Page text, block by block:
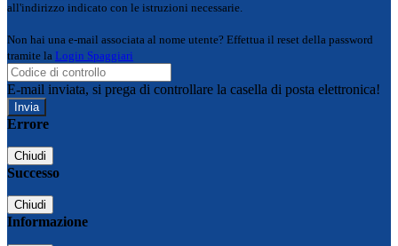
all'indirizzo indicato con le istruzioni necessarie.
Non hai una e-mail associata al nome utente? Effettua il reset della password
tramite la Login Spaggiari
E-mail inviata, si prega di controllare la casella di posta elettronica!
Errore
Chiudi
Successo
Chiudi
Informazione